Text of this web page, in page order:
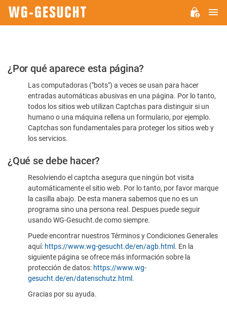
Por
favor,
confirme
humano
¿Por qué aparece esta página?
Las computadoras ("bots") a veces se usan para hacer
entradas automáticas abusivas en una página. Por lo tanto,
todos los sitios web utilizan Captchas para distinguir si un
humano o una máquina rellena un formulario, por ejemplo.
Captchas son fundamentales para proteger los sitios web y
los servicios.
¿Qué se debe hacer?
Resolviendo el captcha asegura que ningún bot visita
automáticamente el sitio web. Por lo tanto, por favor marque
la casilla abajo. De esta manera sabemos que no es un
programa sino una persona real. Despues puede seguir
usando WG-Gesucht.de como siempre.
Puede encontrar nuestros Términos y Condiciones Generales
aquí: https://www.wg-gesucht.de/en/agb.html . En la
siguiente página se ofrece más información sobre la
protección de datos: https://www.wg-
gesucht.de/en/datenschutz.html .
Gracias por su ayuda.